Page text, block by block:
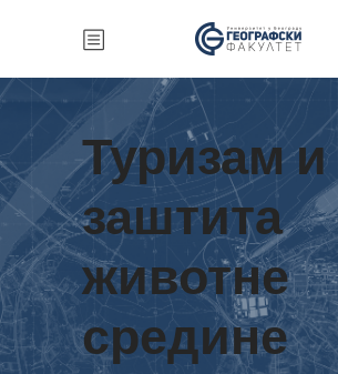
Туризам и
заштита
животне
средине